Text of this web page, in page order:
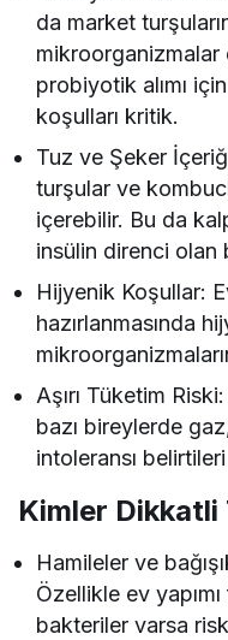
da market
mikroorganizmalar
probiyotik alımı
koşulları kritik.
Tuz ve Şeker
turşular ve
içerebilir. Bu da
insülin direnci olan
Hijyenik Koşullar:
hazırlanmasında
Aşırı Tüketim
bazı bireylerde
intoleransı
Kimler Dikkatli
Hamileler ve
Özellikle ev
bakteriler varsa